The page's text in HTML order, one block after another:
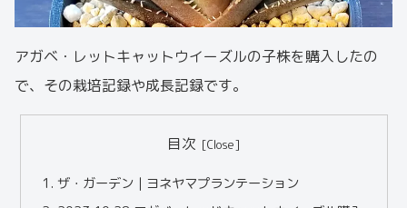
アガベ・レットキャットウイーズルの子株を購入したの
で、その栽培記録や成長記録です。
目次
ザ・ガーデン｜ヨネヤマプランテーション